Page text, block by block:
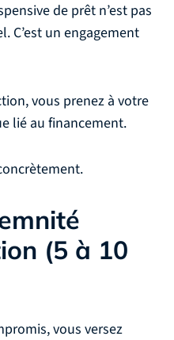
de prêt n’est pas
C’est un engagement
vous prenez à votre
lié au financement.
(5 à 10
vous versez